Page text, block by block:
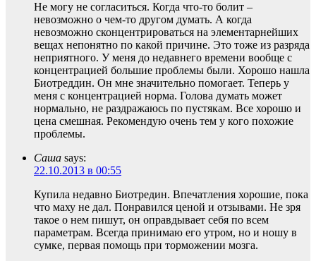
Не могу не согласиться. Когда что-то болит –
невозможно о чем-то другом думать. А когда
невозможно сконцентрироваться на элементарнейших
вещах непонятно по какой причине. Это тоже из разряда
неприятного. У меня до недавнего времени вообще с
концентрацией большие проблемы были. Хорошо нашла
Биотреддин. Он мне значительно помогает. Теперь у
меня с концентрацией норма. Голова думать может
нормально, не раздражаюсь по пустякам. Все хорошо и
цена смешная. Рекомендую очень тем у кого похожие
проблемы.
Саша says:
22.10.2013 в 00:55
Купила недавно Биотредин. Впечатления хорошие, пока
что маху не дал. Понравился ценой и отзывами. Не зря
такое о нем пишут, он оправдывает себя по всем
параметрам. Всегда принимаю его утром, но и ношу в
сумке, первая помощь при торможении мозга.